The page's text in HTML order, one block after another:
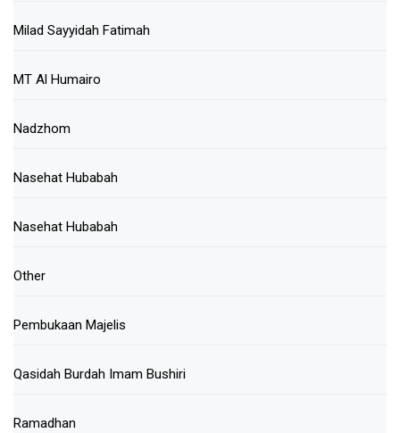
Milad Sayyidah Fatimah
MT Al Humairo
Nadzhom
Nasehat Hubabah
Nasehat Hubabah
Other
Pembukaan Majelis
Qasidah Burdah Imam Bushiri
Ramadhan